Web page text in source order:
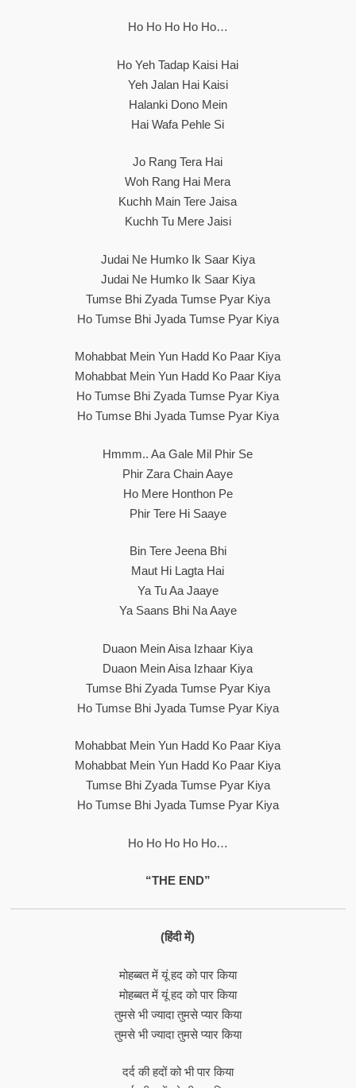
Ho Ho Ho Ho Ho…
Ho Yeh Tadap Kaisi Hai
Yeh Jalan Hai Kaisi
Halanki Dono Mein
Hai Wafa Pehle Si
Jo Rang Tera Hai
Woh Rang Hai Mera
Kuchh Main Tere Jaisa
Kuchh Tu Mere Jaisi
Judai Ne Humko Ik Saar Kiya
Judai Ne Humko Ik Saar Kiya
Tumse Bhi Zyada Tumse Pyar Kiya
Ho Tumse Bhi Jyada Tumse Pyar Kiya
Mohabbat Mein Yun Hadd Ko Paar Kiya
Mohabbat Mein Yun Hadd Ko Paar Kiya
Ho Tumse Bhi Zyada Tumse Pyar Kiya
Ho Tumse Bhi Jyada Tumse Pyar Kiya
Hmmm.. Aa Gale Mil Phir Se
Phir Zara Chain Aaye
Ho Mere Honthon Pe
Phir Tere Hi Saaye
Bin Tere Jeena Bhi
Maut Hi Lagta Hai
Ya Tu Aa Jaaye
Ya Saans Bhi Na Aaye
Duaon Mein Aisa Izhaar Kiya
Duaon Mein Aisa Izhaar Kiya
Tumse Bhi Zyada Tumse Pyar Kiya
Ho Tumse Bhi Jyada Tumse Pyar Kiya
Mohabbat Mein Yun Hadd Ko Paar Kiya
Mohabbat Mein Yun Hadd Ko Paar Kiya
Tumse Bhi Zyada Tumse Pyar Kiya
Ho Tumse Bhi Jyada Tumse Pyar Kiya
Ho Ho Ho Ho Ho…
“THE END”
(हिंदी में)
मोहब्बत में यूं हद को पार किया
मोहब्बत में यूं हद को पार किया
तुमसे भी ज्यादा तुमसे प्यार किया
तुमसे भी ज्यादा तुमसे प्यार किया
दर्द की हदों को भी पार किया